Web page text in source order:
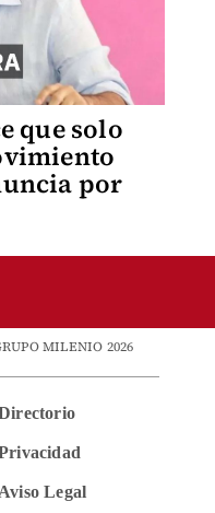
que solo
por
MILENIO 2026
Aviso Legal